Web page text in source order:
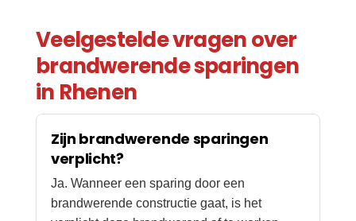
Veelgestelde vragen over
brandwerende sparingen
in Rhenen
Zijn brandwerende sparingen
verplicht?
Ja. Wanneer een sparing door een
brandwerende constructie gaat, is het